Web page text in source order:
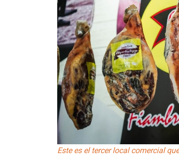
Este es el tercer local comercial